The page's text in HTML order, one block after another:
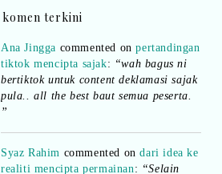
komen terkini
tiktok mencipta sajak:“wah bagus ni
bertiktok untuk content deklamasi sajak
pula.. all the best baut semua peserta.
”
Syaz Rahimcommented ondari idea ke
realiti mencipta permainan:“Selain
jimat kertas, memang memudahkan